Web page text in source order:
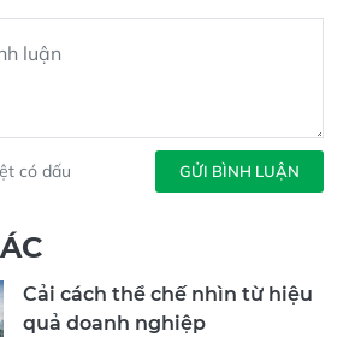
có dấu GỬI BÌNH LUẬN
Cải cách thể chế nhìn từ hiệu
quả doanh nghiệp